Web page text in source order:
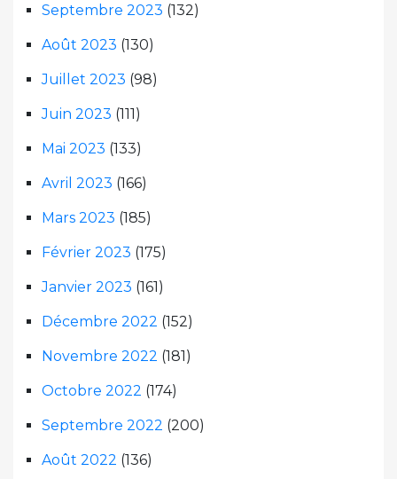
Septembre 2023 (132)
Août 2023 (130)
Juillet 2023 (98)
Juin 2023 (111)
Mai 2023 (133)
Avril 2023 (166)
Mars 2023 (185)
Février 2023 (175)
Janvier 2023 (161)
Décembre 2022 (152)
Novembre 2022 (181)
Octobre 2022 (174)
Septembre 2022 (200)
Août 2022 (136)